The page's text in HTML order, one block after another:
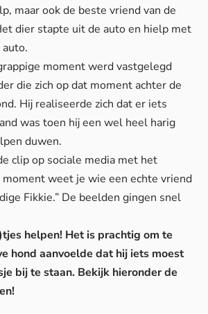
maar ook de beste vriend van de
dier stapte uit de auto en hielp met
moment werd vastgelegd
die zich op dat moment achter de
Hij realiseerde zich dat er iets
was toen hij een wel heel harig
duwen.
clip op sociale media met het
moment weet je wie een echte vriend
Fikkie.” De beelden gingen snel
helpen! Het is prachtig om te
hond aanvoelde dat hij iets moest
bij te staan. Bekijk hieronder de